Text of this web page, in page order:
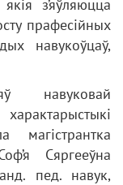
з’яўляюцца
прафесійных
навукоўцаў,
навуковай
магістрантка
Сяргееўна
пед. навук,